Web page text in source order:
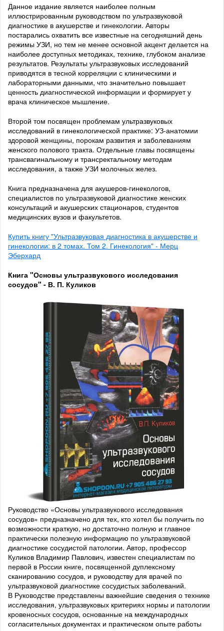
Данное издание является наиболее полным
иллюстрированным руководством по ультразвуковой
диагностике в акушерстве и гинекологии. Авторы
постарались охватить все известные на сегодняшний день
режимы УЗИ, но тем не менее основной акцент делается на
наиболее доступных методиках, технике, глубоком анализе
результатов. Результаты ультразвуковых исследований
приводятся в тесной корреляции с клиническими и
лабораторными данными, что значительно повышает
ценность диагностической информации и формирует у
врача клиническое мышление.
Второй том посвящен проблемам ультразвуковых
исследований в гинекологической практике: УЗ-анатомии
здоровой женщины, порокам развития и заболеваниям
женского полового тракта. Отдельные главы посвящены
трансвагинальному и трансректальному методам
исследования, а также УЗИ молочных желез.
Книга предназначена для акушеров-гинекологов,
специалистов по ультразвуковой диагностике женских
консультаций и акушерских стационаров, студентов
медицинских вузов и факультетов.
Купить книгу "Ультразвуковая диагностика в акушерстве и
гинекологии: в 2 томах. Том 2. Гинекология" - Мерц
Эберхард
Книга "Основы ультразвукового исследования
сосудов" - В. П. Куликов
Руководство «Основы ультразвукового исследования
сосудов» предназначено для тех, кто хотел бы получить по
возможности краткую, но достаточно полную и главное
практически полезную информацию по ультразвуковой
диагностике сосудистой патологии. Автор, профессор
Куликов Владимир Павлович, известен специалистам по
первой в России книге, посвященной дуплексному
сканированию сосудов, и руководству для врачей по
ультразвуковой диагностике сосудистых заболеваний.
В Руководстве представлены важнейшие сведения о технике
исследования, ультразвуковых критериях нормы и патологии
кровеносных сосудов, основанные на международных
согласительных документах и практическом опыте работы